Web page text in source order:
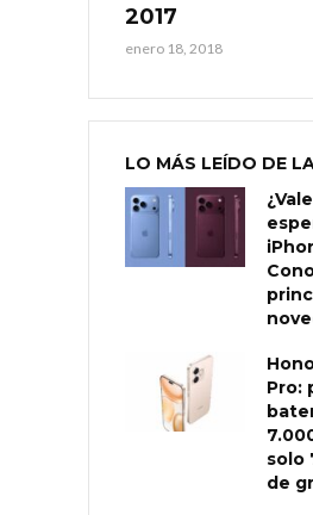
2017
enero 18, 2018
LO MÁS LEÍDO DE
Pro:
solo
de